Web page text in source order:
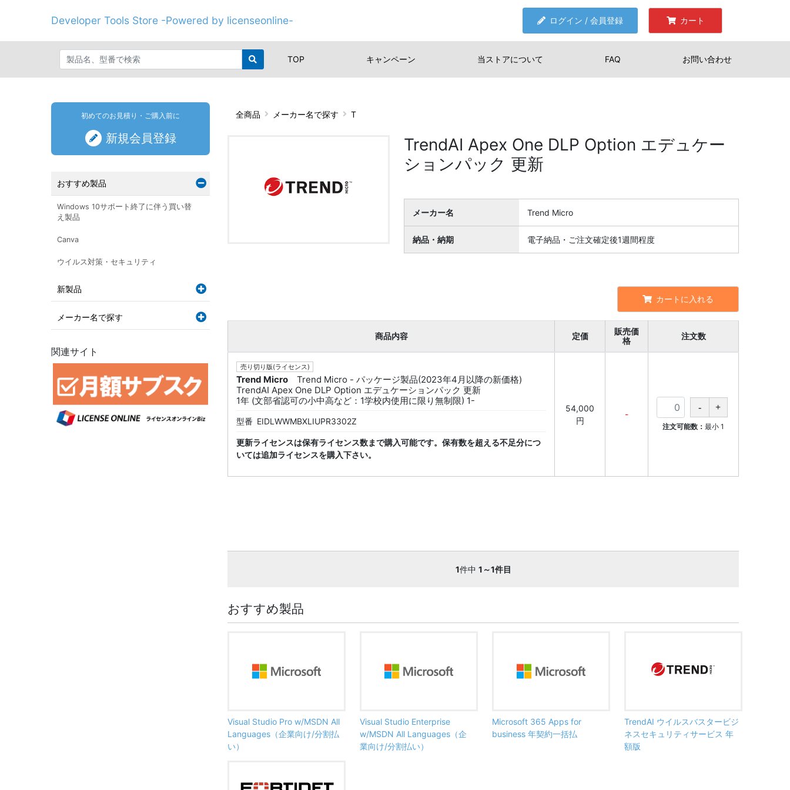
Developer Tools Store -Powered by licenseonline- ログイン / 会員登録 カート
TOP キャンペーン 当ストアについて FAQ お問い合わせ
全商品 メーカー名で探す T
TrendAI Apex One DLP Option エデュケー
ションパック 更新
メーカー名 Trend Micro
納品・納期 電子納品・ご注文確定後1週間程度
カートに入れる
商品内容 定価
販売価
格
注文数
売り切り版(ライセンス)
Trend Micro
Trend Micro - パッケージ製品(2023年4月以降の新価格)
TrendAI Apex One DLP Option エデュケーションパック 更新
1年 (文部省認可の小中高など：1学校内使用に限り無制限) 1-
型番 EIDLWWMBXLIUPR3302Z
更新ライセンスは保有ライセンス数まで購入可能です。保有数を超える不足分につ
いては追加ライセンスを購入下さい。
54,000
円
-
注文可能数： 最小 1
1件中 1～1件目
おすすめ製品
Visual Studio Pro w/MSDN All
Languages（企業向け/分割払
い）
Visual Studio Enterprise
w/MSDN All Languages（企
業向け/分割払い）
Microsoft 365 Apps for
business 年契約一括払
TrendAI ウイルスバスタービジ
ネスセキュリティサービス 年
額版
初めてのお見積り・ご購入前に
新規会員登録
おすすめ製品
Windows 10サポート終了に伴う買い替
え製品
Canva
ウイルス対策・セキュリティ
新製品
メーカー名で探す
関連サイト